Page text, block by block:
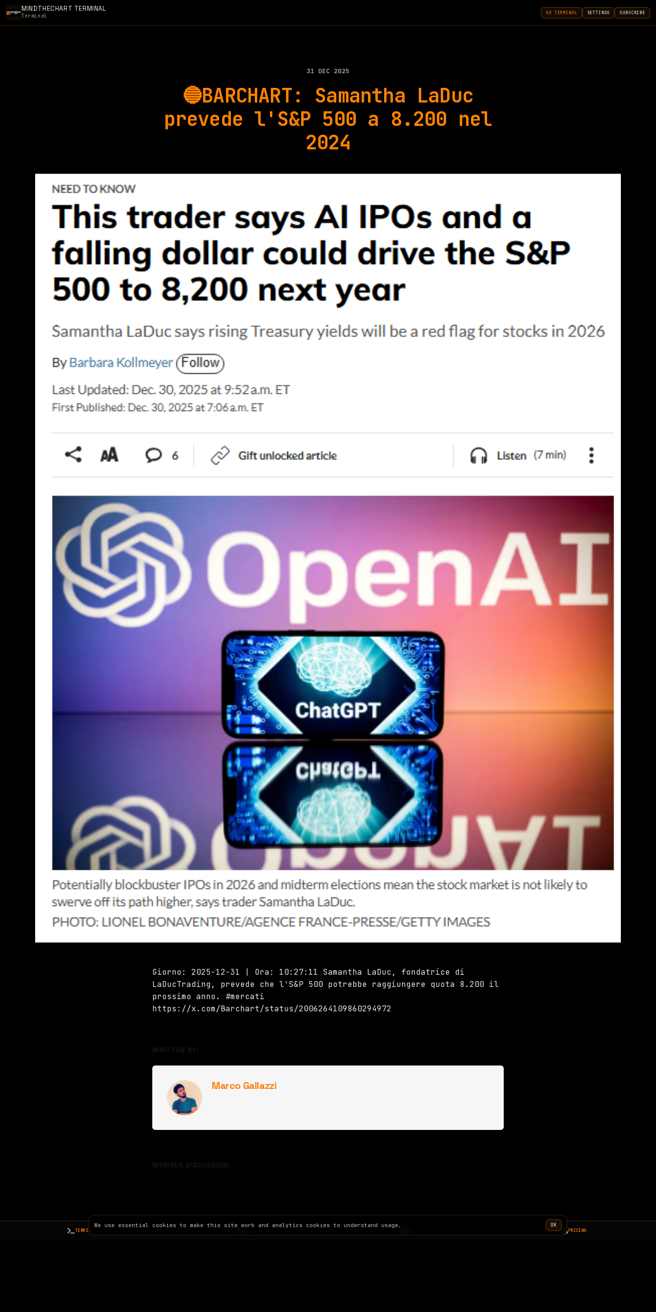
MINDTHECHART TERMINAL
Terminal
GO TERMINAL SETTINGS SUBSCRIBE
TERMINAL PRICING
31 DEC 2025
🔵BARCHART: Samantha LaDuc
prevede l'S&P 500 a 8.200 nel
2024
Giorno: 2025-12-31 | Ora: 10:27:11 Samantha LaDuc, fondatrice di
LaDucTrading, prevede che l'S&P 500 potrebbe raggiungere quota 8.200 il
prossimo anno. #mercati
https://x.com/Barchart/status/2006264109860294972
WRITTEN BY:
Marco Gallazzi
MEMBER DISCUSSION:
We use essential cookies to make this site work and analytics cookies to understand usage. OK